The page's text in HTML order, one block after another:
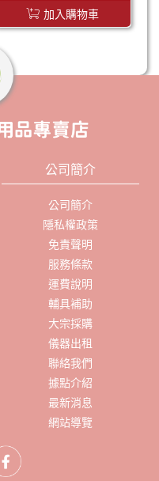
加入購物車
公司簡介
公司簡介
隱私權政策
免責聲明
服務條款
運費說明
輔具補助
大宗採購
儀器出租
聯絡我們
據點介紹
最新消息
網站導覽